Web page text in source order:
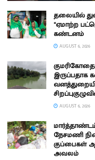
தலையில்
“ஏமாற்ற
கண்டனம்
AUGUST 6, 2026
இருப்பதாக
AUGUST 6, 2026
நேசமணி
குப்பைகள்
அவலம்